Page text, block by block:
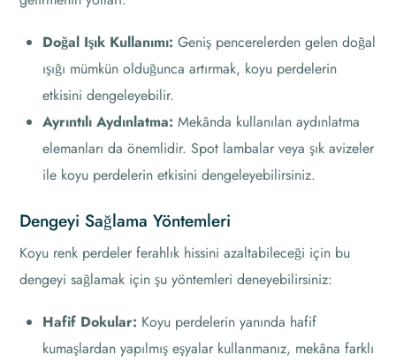
Doğal Işık Kullanımı: Geniş pencerelerden gelen doğal
ışığı mümkün olduğunca artırmak, koyu perdelerin
etkisini dengeleyebilir.
Ayrıntılı Aydınlatma: Mekânda kullanılan aydınlatma
elemanları da önemlidir. Spot lambalar veya şık avizeler
ile koyu perdelerin etkisini dengeleyebilirsiniz.
Dengeyi Sağlama Yöntemleri
Koyu renk perdeler ferahlık hissini azaltabileceği için bu
dengeyi sağlamak için şu yöntemleri deneyebilirsiniz:
Hafif Dokular: Koyu perdelerin yanında hafif
kumaşlardan yapılmış eşyalar kullanmanız, mekâna farklı